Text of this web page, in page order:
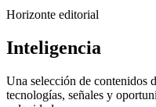
Horizonte editorial
Inteligencia
Una selección de contenidos
tecnologías, señales y